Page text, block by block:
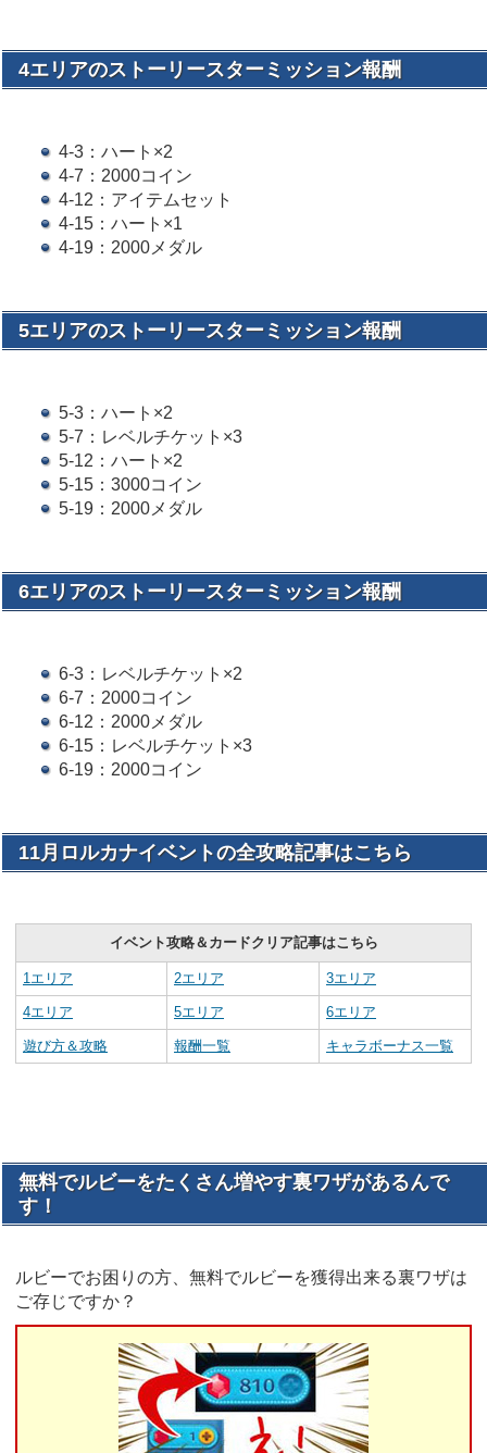
4エリアのストーリースターミッション報酬
4-3：ハート×2
4-7：2000コイン
4-12：アイテムセット
4-15：ハート×1
4-19：2000メダル
5エリアのストーリースターミッション報酬
5-3：ハート×2
5-7：レベルチケット×3
5-12：ハート×2
5-15：3000コイン
5-19：2000メダル
6エリアのストーリースターミッション報酬
6-3：レベルチケット×2
6-7：2000コイン
6-12：2000メダル
6-15：レベルチケット×3
6-19：2000コイン
11月ロルカナイベントの全攻略記事はこちら
イベント攻略＆カードクリア記事はこちら
1エリア 2エリア 3エリア
4エリア 5エリア 6エリア
遊び方＆攻略 報酬一覧 キャラボーナス一覧
無料でルビーをたくさん増やす裏ワザがあるんで
す！
ルビーでお困りの方、無料でルビーを獲得出来る裏ワザは
ご存じですか？